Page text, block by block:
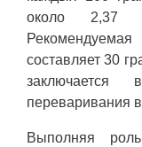
около 2,37
Рекомендуемая
составляет 30
заключается
переваривания
Выполняя